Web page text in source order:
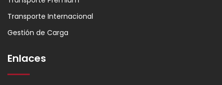
Transporte Internacional
Gestión de Carga
Enlaces